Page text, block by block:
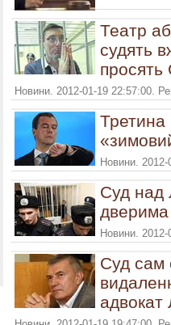
Театр
судять
просять
Новини. 2012-01-19 22:57:00.
Третина
Новини.
Суд над
дверима
Новини.
Суд сам
адвокат